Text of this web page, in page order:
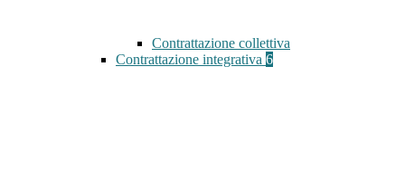
Contrattazione collettiva
Contrattazione integrativa 6